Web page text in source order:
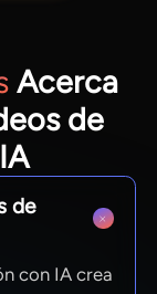
Acerca
de
de
con IA crea